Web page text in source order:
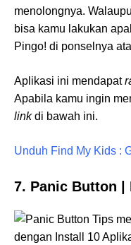
menolongnya.
bisa kamu lakukan
Pingo! di ponselnya
Aplikasi ini mendapat
Apabila kamu ingin
linkdi bawah ini.
Unduh Find My Kids :
7. Panic Button |